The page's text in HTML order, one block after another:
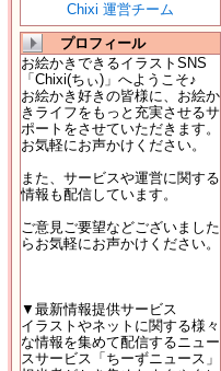
Chixi 運営チーム
プロフィール
お絵かきできるイラストSNS
「Chixi(ちぃ)」へようこそ♪
お絵かき好きの皆様に、お絵か
きライフをもっと充実させるサ
ポートをさせていただきます。
お気軽にお声かけください。
また、サービスや運営に関する
情報も配信しています。
ご意見ご要望などございました
らお気軽にお声かけください。
▼最新情報提供サービス
イラストやネットに関する様々
な情報を集めて配信するニュー
スサービス「ちーずニュース」